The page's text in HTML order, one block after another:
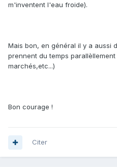
m'inventent l'eau froide).
Mais bon, en général il y a aussi
prennent du temps
marchés,etc...)
Bon courage !
Citer